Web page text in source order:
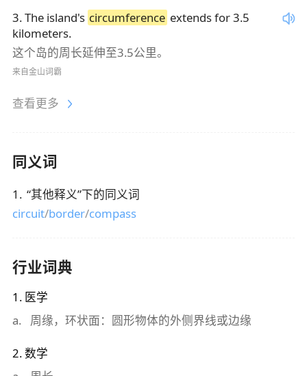
3.The island's circumference extends for 3.5
kilometers.
这个岛的周长延伸至3.5公里。
来自金山词霸
查看更多
同义词
1 . “其他释义”下的同义词
circuit/border/compass
行业词典
1 . 医学
a. 周缘，环状面：圆形物体的外侧界线或边缘
2.数学